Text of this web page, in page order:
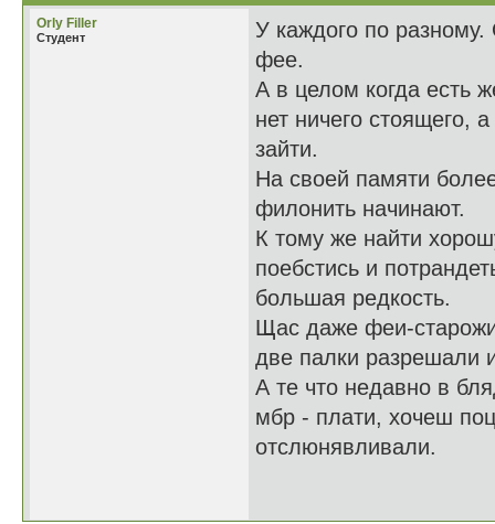
Orly Filler
Студент
У каждого по
фее.
А в целом когда есть
нет ничего стоящего,
зайти.
На своей памяти
филонить начинают.
К тому же найти
поебстись и
большая редкость.
Щас даже феи-
две палки разрешали
А те что недавно в
мбр - плати, хочеш
отслюнявливали.